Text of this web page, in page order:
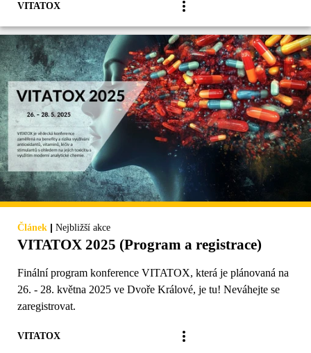
VITATOX
Článek | Nejbližší akce
VITATOX 2025 (Program a registrace)
Finální program konference VITATOX, která je plánovaná na
26. - 28. května 2025 ve Dvoře Králové, je tu! Neváhejte se
zaregistrovat.
VITATOX